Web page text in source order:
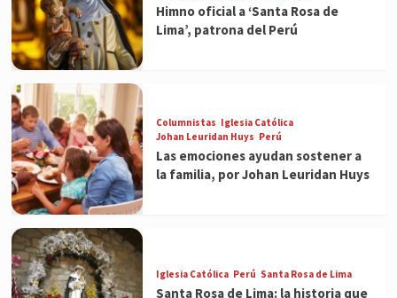
Himno oficial a ‘Santa Rosa de
Lima’, patrona del Perú
Columnistas Iglesia Católica
Johan Leuridan Huys Perú
Las emociones ayudan sostener a
la familia, por Johan Leuridan Huys
Iglesia Católica Perú Santa Rosa de Lima
Santa Rosa de Lima: la historia que